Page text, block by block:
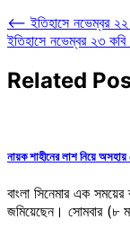
Post
navigation
⟵ ইতিহাসে নভেম্বর ২২
ইতিহাসে নভেম্বর ২৩
Related
নায়ক শাহীনের লাশ নিয়ে অসহায়
বাংলা সিনেমার এক
জমিয়েছেন। সোমবার (৮